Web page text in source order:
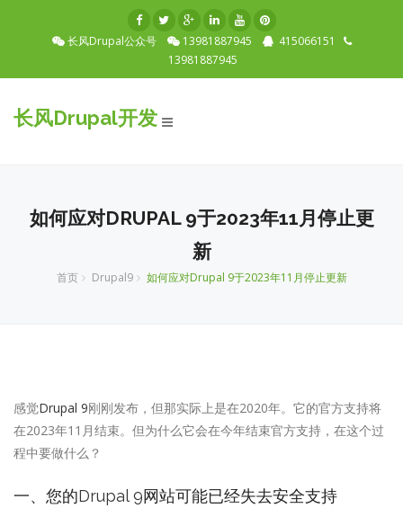
长风Drupal公众号 13981887945
415066151
13981887945
长风Drupal开发 Toggle
如何应对DRUPAL 9于2023年11月停止更
新
首页 Drupal9 如何应对Drupal 9于2023年11月停止更新
感觉Drupal 9刚刚发布，但那实际上是在2020年。它的官方支持将
在2023年11月结束。但为什么它会在今年结束官方支持，在这个过
程中要做什么？
一、您的Drupal 9网站可能已经失去安全支持